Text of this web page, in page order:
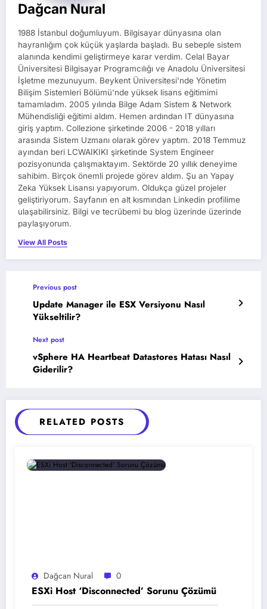
Dağcan Nural
1988 İstanbul doğumluyum. Bilgisayar dünyasına olan
hayranlığım çok küçük yaşlarda başladı. Bu sebeple sistem
alanında kendimi geliştirmeye karar verdim. Celal Bayar
Üniversitesi Bilgisayar Programcılığı ve Anadolu Üniversitesi
İşletme mezunuyum. Beykent Üniversitesi'nde Yönetim
Bilişim Sistemleri Bölümü'nde yüksek lisans eğitimimi
tamamladım. 2005 yılında Bilge Adam Sistem & Network
Mühendisliği eğitimi aldım. Hemen ardından IT dünyasına
giriş yaptım. Collezione şirketinde 2006 - 2018 yılları
arasında Sistem Uzmanı olarak görev yaptım. 2018 Temmuz
ayından beri LCWAIKIKI şirketinde System Engineer
pozisyonunda çalışmaktayım. Sektörde 20 yıllık deneyime
sahibim. Birçok önemli projede görev aldım. Şu an Yapay
Zeka Yüksek Lisansı yapıyorum. Oldukça güzel projeler
geliştiriyorum. Sayfanın en alt kısmından Linkedin profilime
ulaşabilirsiniz. Bilgi ve tecrübemi bu blog üzerinde üzerinde
paylaşıyorum.
View All Posts
Previous post
Update Manager ile ESX Versiyonu Nasıl
Yükseltilir?
Next post
vSphere HA Heartbeat Datastores Hatası Nasıl
Giderilir?
RELATED POSTS
Dağcan Nural 0
ESXi Host ‘Disconnected’ Sorunu Çözümü